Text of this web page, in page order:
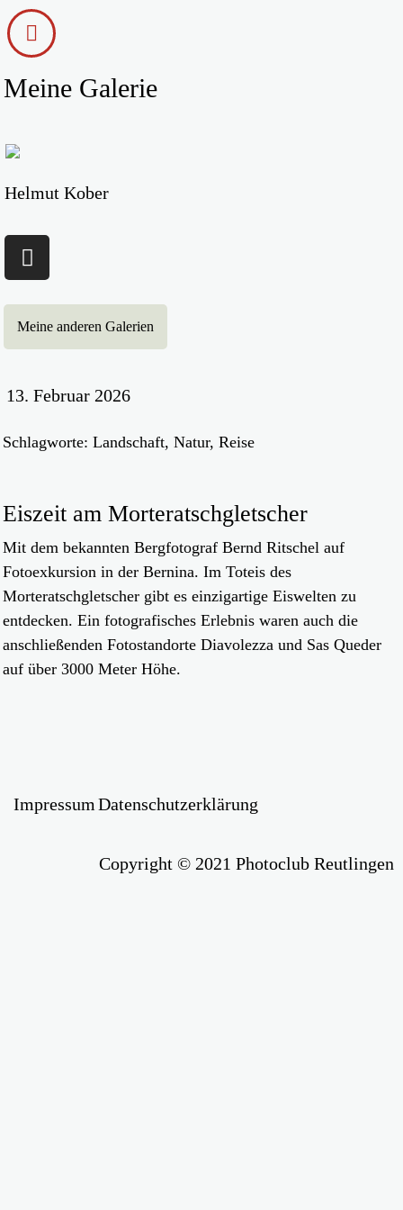
Meine Galerie
Helmut Kober
Meine anderen Galerien
13. Februar 2026
Schlagworte: Landschaft, Natur, Reise
Eiszeit am Morteratschgletscher
Mit dem bekannten Bergfotograf Bernd Ritschel auf
Fotoexkursion in der Bernina. Im Toteis des
Morteratschgletscher gibt es einzigartige Eiswelten zu
entdecken. Ein fotografisches Erlebnis waren auch die
anschließenden Fotostandorte Diavolezza und Sas Queder
auf über 3000 Meter Höhe.
Impressum Datenschutzerklärung
Copyright © 2021 Photoclub Reutlingen